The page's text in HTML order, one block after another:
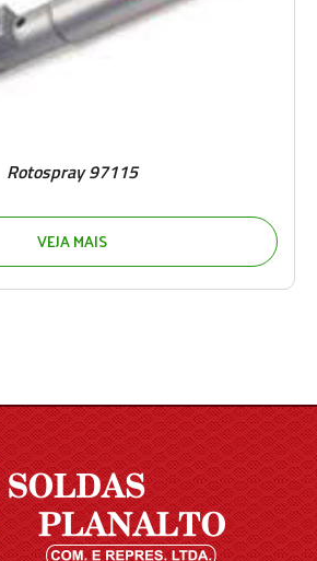
Rotospray 97115
VEJA MAIS